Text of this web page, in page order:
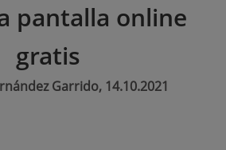
pantalla online
gratis
Garrido, 14.10.2021